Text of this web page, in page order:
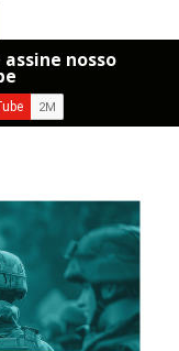
nosso